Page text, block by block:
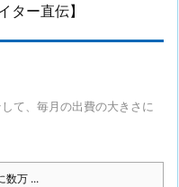
ター直伝】
て、毎月の出費の大きさに
数万 ...